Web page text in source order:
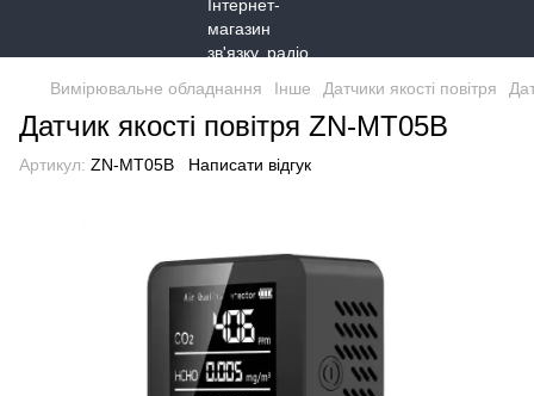
Вимірювальне обладнання Інше Датчики якості повітря
Датчик якості повітря ZN-MT05B
Артикул: ZN-MT05B Написати відгук